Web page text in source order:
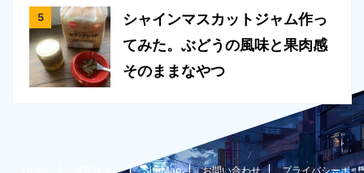
シャインマスカットジャム作っ
てみた。ぶどうの風味と果肉感
そのままなやつ
運営サイト SiteMap お問い合わせ プライバシーポ